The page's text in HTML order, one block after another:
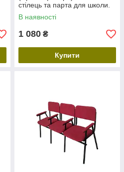
стілець та парта для школи.
В наявності
1 080 ₴
Купити